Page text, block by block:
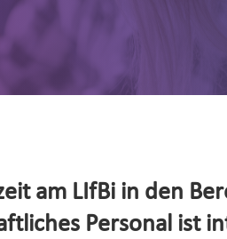
am LIfBi in den
Personal ist